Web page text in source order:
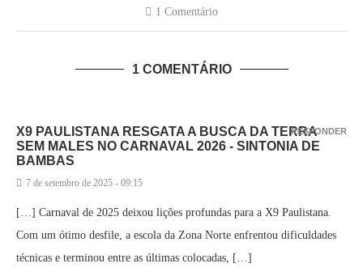
1 Comentário
1 COMENTÁRIO
X9 PAULISTANA RESGATA A BUSCA DA TERRA
SEM MALES NO CARNAVAL 2026 - SINTONIA DE
BAMBAS
7 de setembro de 2025 - 09:15
[…] Carnaval de 2025 deixou lições profundas para a X9 Paulistana.
Com um ótimo desfile, a escola da Zona Norte enfrentou dificuldades
técnicas e terminou entre as últimas colocadas, […]
RESPONDER